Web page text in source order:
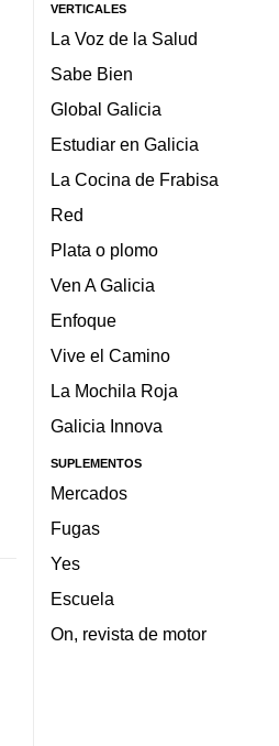
VERTICALES
La Voz de la Salud
Sabe Bien
Global Galicia
Estudiar en Galicia
La Cocina de Frabisa
Red
Plata o plomo
Ven A Galicia
Enfoque
Vive el Camino
La Mochila Roja
Galicia Innova
SUPLEMENTOS
Mercados
Fugas
Yes
Escuela
On, revista de motor